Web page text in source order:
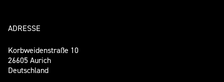
ADRESSE
Korbweidenstraße 10
26605 Aurich
Deutschland